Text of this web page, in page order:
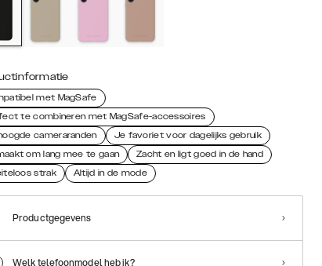
met MagSafe
te combineren met MagSafe-accessoires
cameraranden
Je favoriet voor dagelijks gebruik
om lang mee te gaan
Zacht en ligt goed in de hand
strak
Altijd in de mode
Productgegevens
Welk telefoonmodel heb ik?